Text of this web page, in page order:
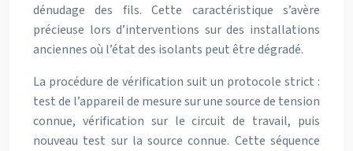
dénudage des fils. Cette caractéristique s’avère
précieuse lors d’interventions sur des installations
anciennes où l’état des isolants peut être dégradé.
La procédure de vérification suit un protocole strict :
test de l’appareil de mesure sur une source de tension
connue, vérification sur le circuit de travail, puis
nouveau test sur la source connue. Cette séquence